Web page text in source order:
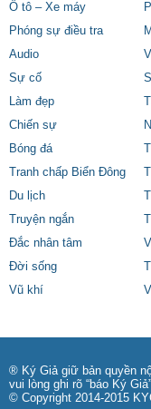
Ô tô – Xe máy
Phóng sự điều tra
Audio
Sự cố
Làm đẹp
Chiến sự
Bóng đá
Tranh chấp Biển Đông
Du lịch
Truyện ngắn
Đắc nhân tâm
Đời sống
Vũ khí
® Ký Giả giữ bản quyền
vui lòng ghi rõ “báo Ký
© Copyright 2014-2015